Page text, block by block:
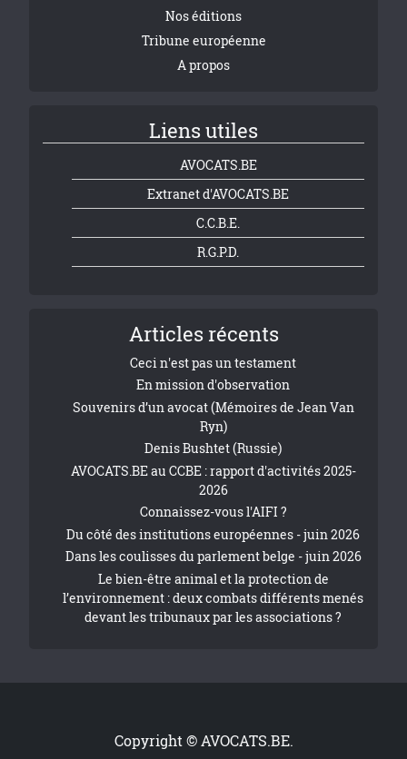
Nos éditions
Tribune européenne
A propos
Liens utiles
AVOCATS.BE
Extranet d'AVOCATS.BE
C.C.B.E.
R.G.P.D.
Articles récents
Ceci n'est pas un testament
En mission d'observation
Souvenirs d’un avocat (Mémoires de Jean Van
Ryn)
Denis Bushtet (Russie)
AVOCATS.BE au CCBE : rapport d'activités 2025-
2026
Connaissez-vous l'AIFI ?
Du côté des institutions européennes - juin 2026
Dans les coulisses du parlement belge - juin 2026
Le bien-être animal et la protection de
l’environnement : deux combats différents menés
devant les tribunaux par les associations ?
Copyright © AVOCATS.BE.